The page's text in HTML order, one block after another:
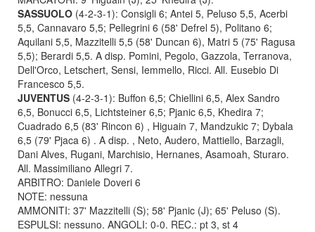
SASSUOLO (4-2-3-1): Consigli 6; Antei 5, Peluso 5,5, Acerbi
5,5, Cannavaro 5,5; Pellegrini 6 (58' Defrel 5), Politano 6;
Aquilani 5,5, Mazzitelli 5,5 (58' Duncan 6), Matri 5 (75' Ragusa
5,5); Berardi 5,5. A disp. Pomini, Pegolo, Gazzola, Terranova,
Dell'Orco, Letschert, Sensi, Iemmello, Ricci. All. Eusebio Di
Francesco 5,5.
JUVENTUS (4-2-3-1): Buffon 6,5; Chiellini 6,5, Alex Sandro
6,5, Bonucci 6,5, Lichtsteiner 6,5; Pjanic 6,5, Khedira 7;
Cuadrado 6,5 (83' Rincon 6) , Higuain 7, Mandzukic 7; Dybala
6,5 (79' Pjaca 6) . A disp. , Neto, Audero, Mattiello, Barzagli,
Dani Alves, Rugani, Marchisio, Hernanes, Asamoah, Sturaro.
All. Massimiliano Allegri 7.
ARBITRO: Daniele Doveri 6
NOTE: nessuna
AMMONITI: 37' Mazzitelli (S); 58' Pjanic (J); 65' Peluso (S).
ESPULSI: nessuno. ANGOLI: 0-0. REC.: pt 3, st 4